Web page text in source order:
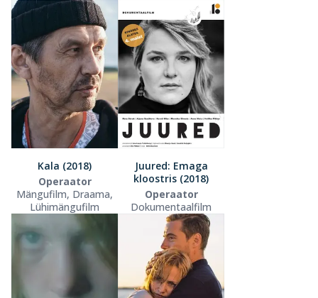
Kala (2018)
Operaator
Mängufilm, Draama,
Lühimängufilm
Juured: Emaga
kloostris (2018)
Operaator
Dokumentaalfilm